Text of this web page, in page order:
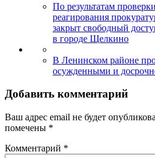
По результатам
реагирования
закрыт свободный
в городе Щелкино
В Ленинском районе
осужденными и
Добавить комментарий
Ваш адрес email не будет
помечены *
Комментарий *